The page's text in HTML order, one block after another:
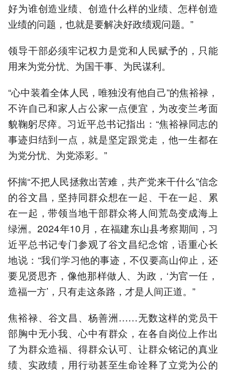
好为谁创造业绩、创造什么样的业绩、怎样创造
业绩的问题，也就是要解决好政绩观问题。”
领导干部必须牢记权力是党和人民赋予的，只能
用来为党分忧、为国干事、为民谋利。
“心中装着全体人民，唯独没有他自己”的焦裕禄，
不许自己和家人占公家一点便宜，为改变兰考面
貌鞠躬尽瘁。习近平总书记指出：“焦裕禄同志的
事迹归结到一点，就是坚定跟党走，他一生都在
为党分忧、为党添彩。”
怀揣“不把人民拯救出苦难，共产党来干什么”信念
的谷文昌，坚持同群众想在一起、干在一起、累
在一起，带领当地干部群众将人间荒岛变成海上
绿洲。2024年10月，在福建东山县考察期间，习
近平总书记专门参观了谷文昌纪念馆，语重心长
地说：“我们学习他的事迹，不仅要高山仰止，还
要见贤思齐，像他那样做人、为政，‘为官一任，
造福一方’，只有走这条路，才是人间正道。”
焦裕禄、谷文昌、杨善洲……无数这样的党员干
部胸中无小我、心中有群众，在各自岗位上作出
了为群众造福、得群众认可、让群众铭记的真业
绩、实政绩，用行动甚至生命诠释了立党为公的